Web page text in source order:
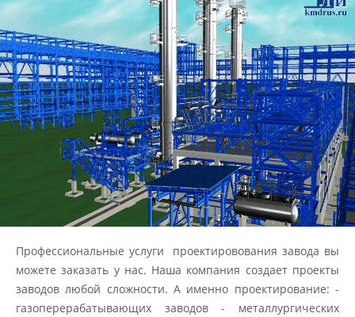
Профессиональные услуги проектировования завода вы
можете заказать у нас. Наша компания создает проекты
заводов любой сложности. А именно проектирование: -
газоперерабатывающих заводов - металлургических